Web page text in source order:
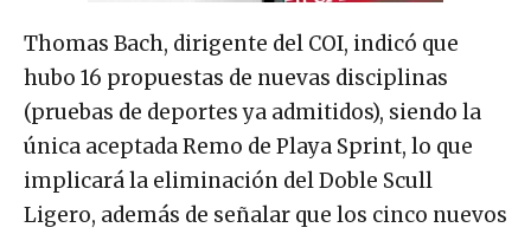
Thomas Bach, dirigente del COI, indicó que
hubo 16 propuestas de nuevas disciplinas
(pruebas de deportes ya admitidos), siendo la
única aceptada Remo de Playa Sprint, lo que
implicará la eliminación del Doble Scull
Ligero, además de señalar que los cinco nuevos